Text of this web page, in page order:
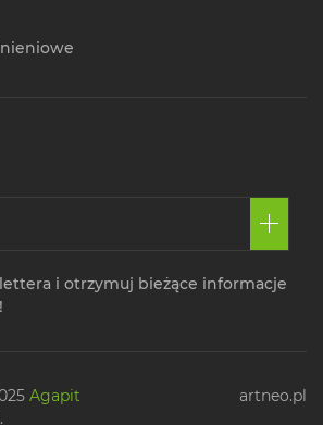
i otrzymuj bieżące informacje
Agapit
artneo.pl